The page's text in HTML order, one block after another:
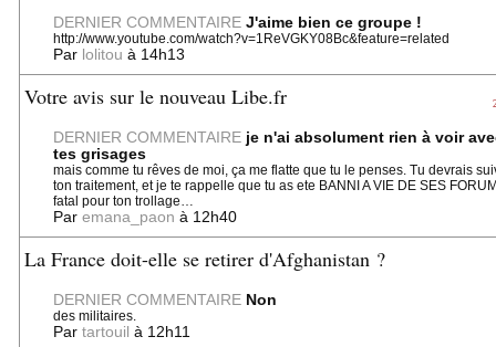
DERNIER COMMENTAIRE J'aime bien ce groupe !
http://www.youtube.com/watch?v=1ReVGKY08Bc&feature=related
Par lolitou à 14h13
Votre avis sur le nouveau Libe.fr
DERNIER COMMENTAIRE je n'ai absolument rien à voir
tes grisages
mais comme tu rêves de moi, ça me flatte que tu le penses. Tu devrais
ton traitement, et je te rappelle que tu as ete BANNI A VIE DE SES
fatal pour ton trollage…
Par emana_paon à 12h40
La France doit-elle se retirer d'Afghanistan ?
DERNIER COMMENTAIRE Non
des militaires.
Par tartouil à 12h11